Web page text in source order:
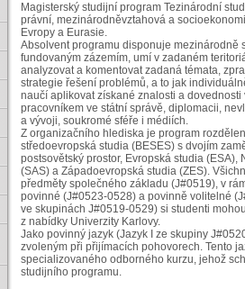
Magisterský studijní program Tezinárodní
právní, mezinárodněvztahová a
Evropy a Eurasie.
Absolvent programu disponuje mezinárodně
fundovaným zázemím, umí v zadaném
analyzovat a komentovat zadaná témata,
strategie řešení problémů, a to jak
naučí aplikovat získané znalosti a
pracovníkem ve státní správě, diplomacii,
a vývoji, soukromé sféře i médiích.
Z organizačního hlediska je program
středoevropská studia (BESES) s dvojím
postsovětský prostor, Evropská studia
(SAS) a Západoevropská studia (ZES).
předměty společného základu (J#0519), v
povinné (J#0523-0528) a povinně volitelné
ve skupinách J#0519-0529) si studenti
z nabídky Univerzity Karlovy.
Jako povinný jazyk (Jazyk I ze skupiny
zvoleným při přijímacích pohovorech. Tento
specializovaného odborného kurzu, jehož
studijního programu.